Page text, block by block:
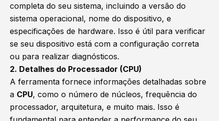
completa do seu sistema, incluindo a versão do
sistema operacional, nome do dispositivo, e
especificações de hardware. Isso é útil para verificar
se seu dispositivo está com a configuração correta
ou para realizar diagnósticos.
2. Detalhes do Processador (CPU)
A ferramenta fornece informações detalhadas sobre
a CPU, como o número de núcleos, frequência do
processador, arquitetura, e muito mais. Isso é